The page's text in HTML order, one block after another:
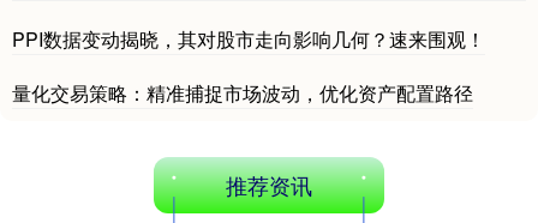
PPI数据变动揭晓，其对股市走向影响几何？速来围观！
量化交易策略：精准捕捉市场波动，优化资产配置路径
推荐资讯